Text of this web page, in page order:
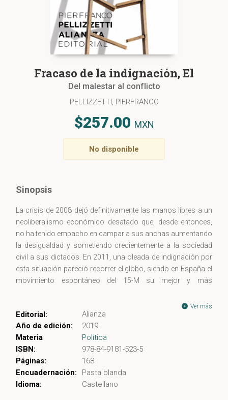
Fracaso de la indignación, El
Del malestar al conflicto
PELLIZZETTI, PIERFRANCO
$257.00 MXN
No disponible
Sinopsis
La crisis de 2008 dejó definitivamente las manos libres a un
neoliberalismo económico desatado que, desde entonces,
no ha tenido empacho en campar a sus anchas aumentando
la desigualdad y sometiendo crecientemente a la sociedad
civil a sus dictados. En 2011, una oleada de indignación por
esta situación pareció recorrer el globo, siendo en España el
movimiento espontáneo del 15-M su mejor y más
ha sido metabolizado, integrado en el sistema, y el malestar
de la sociedad, lejos de desaparecer, se hace más fuerte e
inciertamente amenazador. En "El fracaso de la indignación",
Pierfranco Pellizzetti pone de relieve que, frente a un sistema
tan cínico, la indignación no basta, sino que si ha de haber
algún cambio, y con él alguna posibilidad de que la sociedad
recupere posiciones de fuerza, éste habrá de ser a través del
conflicto, mediante el cual un sujeto colectivo, cohesionado
Ver más
Editorial:
Alianza
Año de edición:
2019
Materia
Política
ISBN:
978-84-9181-523-5
Páginas:
168
Encuadernación:
Pasta blanda
Idioma:
Castellano